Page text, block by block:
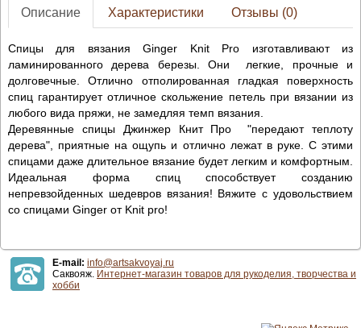
Описание Характеристики Отзывы (0)
Спицы для вязания Ginger Knit Pro изготавливают из
ламинированного дерева березы. Они легкие, прочные и
долговечные. Отлично отполированная гладкая поверхность
спиц гарантирует отличное скольжение петель при вязании из
любого вида пряжи, не замедляя темп вязания.
Деревянные спицы Джинжер Книт Про "передают теплоту
дерева", приятные на ощупь и отлично лежат в руке. С этими
спицами даже длительное вязание будет легким и комфортным.
Идеальная форма спиц способствует созданию
непревзойденных шедевров вязания! Вяжите с удовольствием
со спицами Ginger от Knit pro!
E-mail: info@artsakvoyaj.ru
Саквояж. Интернет-магазин товаров для рукоделия, творчества и
хобби